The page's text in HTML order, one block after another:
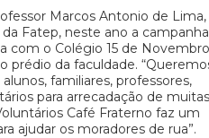
Marcos Antonio de Lima,
Fatep, neste ano a
com o Colégio 15 de
prédio da faculdade.
familiares, professores,
para arrecadação de muitas
Café Fraterno faz um
ajudar os moradores de rua”.